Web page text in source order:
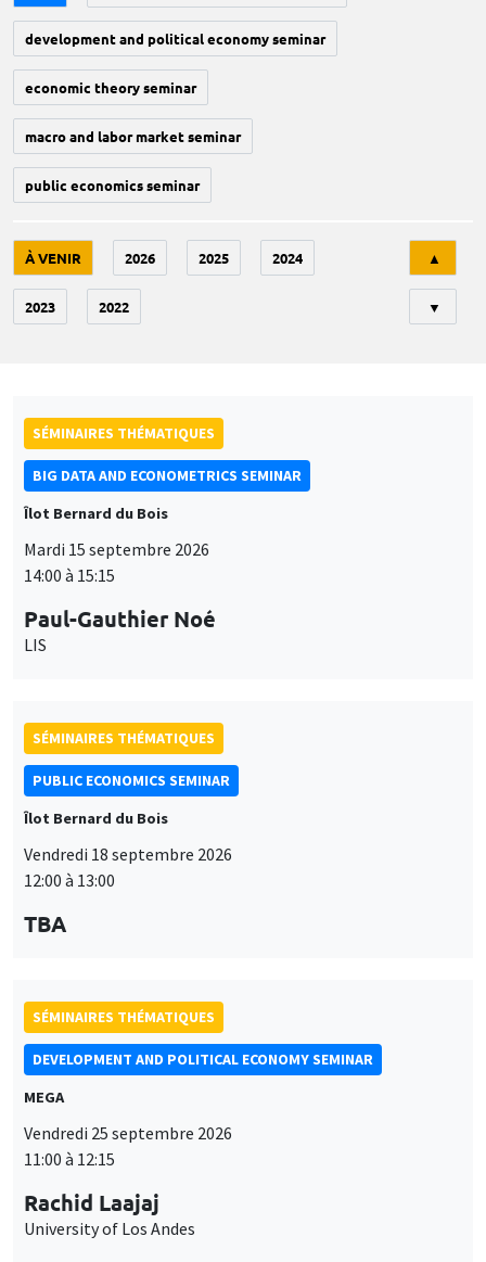
development and political economy seminar
economic theory seminar
macro and labor market seminar
public economics seminar
À VENIR 2026 2025 2024
2023 2022
▲
▼
SÉMINAIRES THÉMATIQUES
BIG DATA AND ECONOMETRICS SEMINAR
Îlot Bernard du Bois
Mardi 15 septembre 2026
14:00 à 15:15
Paul-Gauthier Noé
LIS
SÉMINAIRES THÉMATIQUES
PUBLIC ECONOMICS SEMINAR
Îlot Bernard du Bois
Vendredi 18 septembre 2026
12:00 à 13:00
TBA
SÉMINAIRES THÉMATIQUES
DEVELOPMENT AND POLITICAL ECONOMY SEMINAR
MEGA
Vendredi 25 septembre 2026
11:00 à 12:15
Rachid Laajaj
University of Los Andes